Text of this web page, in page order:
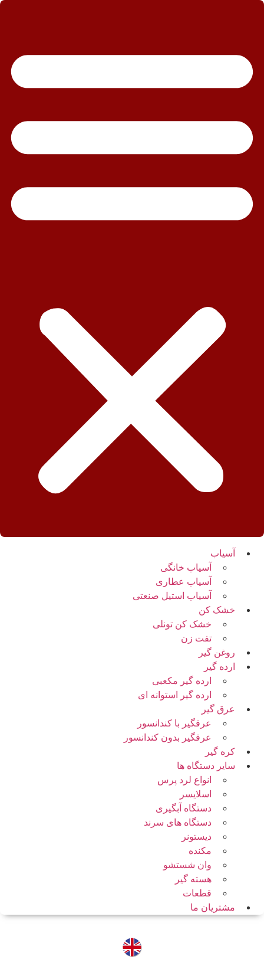
پرش
آسیاب
آسیاب خانگی
آسیاب عطاری
آسیاب استیل صنعتی
خشک کن
خشک کن تونلی
تفت زن
روغن گیر
ارده گیر
ارده گیر مکعبی
ارده گیر استوانه ای
عرق گیر
عرقگیر با کندانسور
عرقگیر بدون کندانسور
کره گیر
سایر دستگاه ها
انواع لرد پرس
اسلایسر
دستگاه آبگیری
دستگاه های سرند
دیستونر
مکنده
وان شستشو
هسته گیر
قطعات
مشتریان ما